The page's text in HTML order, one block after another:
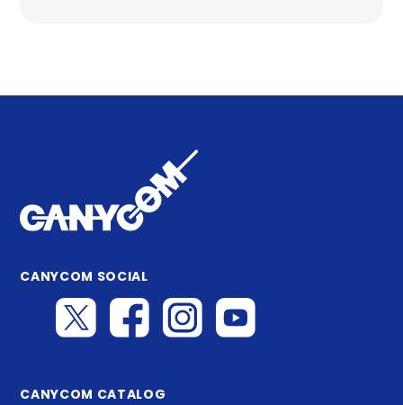
CANYCOM SOCIAL
CANYCOM CATALOG